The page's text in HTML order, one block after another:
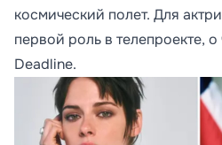
космический полет. Для
первой роль в телепроекте,
Deadline.